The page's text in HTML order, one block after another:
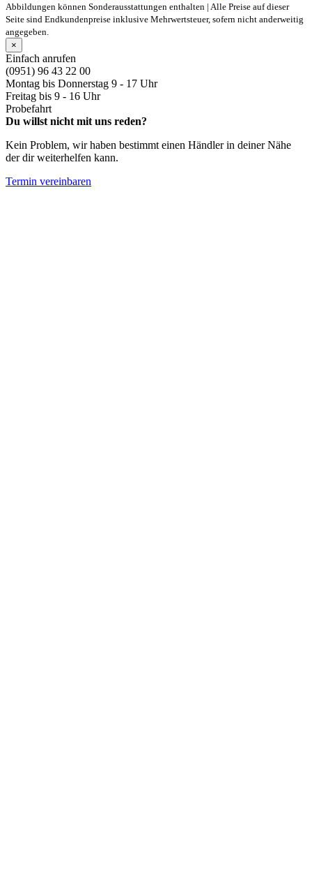
Abbildungen können Sonderausstattungen enthalten | Alle Preise auf dieser
Seite sind Endkundenpreise inklusive Mehrwertsteuer, sofern nicht anderweitig
angegeben.
×
Einfach anrufen
(0951) 96 43 22 00
Montag bis Donnerstag 9 - 17 Uhr
Freitag bis 9 - 16 Uhr
Probefahrt
Du willst nicht mit uns reden?
Kein Problem, wir haben bestimmt einen Händler in deiner Nähe
der dir weiterhelfen kann.
Termin vereinbaren